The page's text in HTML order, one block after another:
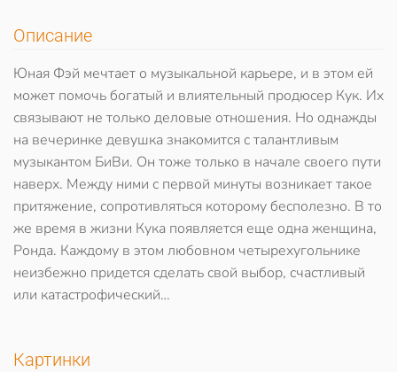
Описание
Юная Фэй мечтает о музыкальной карьере, и в этом ей
может помочь богатый и влиятельный продюсер Кук. Их
связывают не только деловые отношения. Но однажды
на вечеринке девушка знакомится с талантливым
музыкантом БиВи. Он тоже только в начале своего пути
наверх. Между ними с первой минуты возникает такое
притяжение, сопротивляться которому бесполезно. В то
же время в жизни Кука появляется еще одна женщина,
Ронда. Каждому в этом любовном четырехугольнике
неизбежно придется сделать свой выбор, счастливый
или катастрофический…
Картинки